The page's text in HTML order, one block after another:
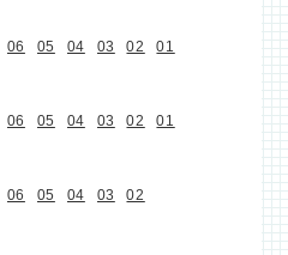
06 05 04 03 02 01
06 05 04 03 02 01
06 05 04 03 02